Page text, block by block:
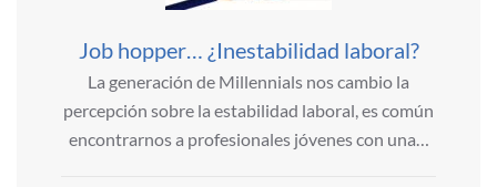
Job hopper… ¿Inestabilidad laboral?
La generación de Millennials nos cambio la
percepción sobre la estabilidad laboral, es común
encontrarnos a profesionales jóvenes con una…